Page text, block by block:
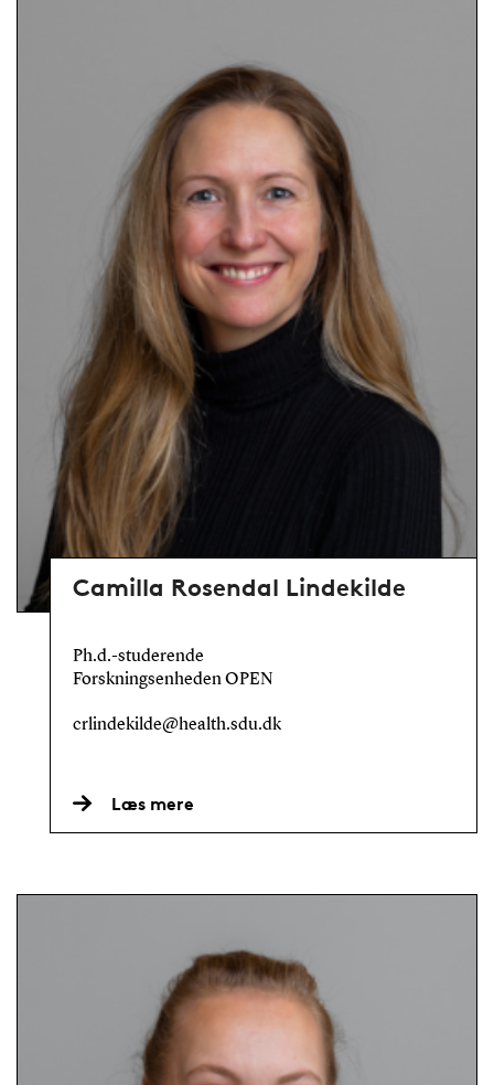
Camilla Rosendal Lindekilde
Ph.d.-studerende
Forskningsenheden OPEN
crlindekilde@health.sdu.dk
Læs mere